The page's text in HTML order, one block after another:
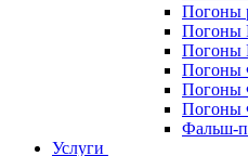
Погоны
Погоны
Фальш-
Услуги